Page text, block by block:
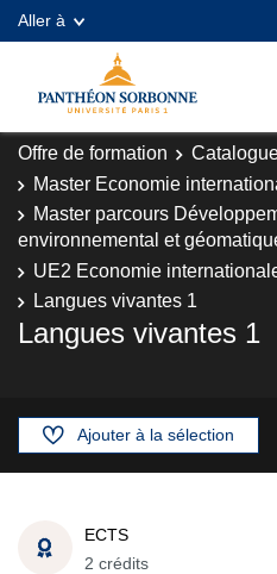
Aller à
Offre de formation
Master Economie
Master parcours
environnemental et
UE2 Economie
Langues vivantes 1
Langues vivantes 1
Ajouter à la sélection
ECTS
2 crédits